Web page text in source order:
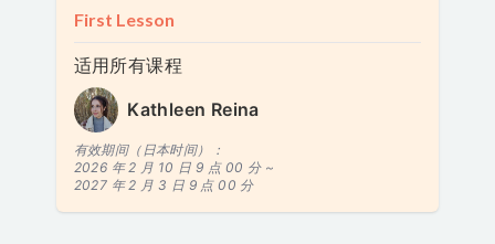
First Lesson
适用所有课程
Kathleen Reina
有效期间（日本时间）：
2026 年 2 月 10 日 9 点 00 分 ~
2027 年 2 月 3 日 9 点 00 分